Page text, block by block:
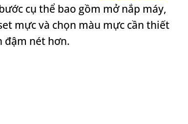
cụ thể bao gồm mở nắp máy,
mực và chọn màu mực cần thiết
đậm nét hơn.